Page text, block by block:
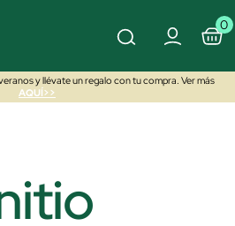
0
y llévate un regalo con tu compra. Ver más
AQUÍ>>